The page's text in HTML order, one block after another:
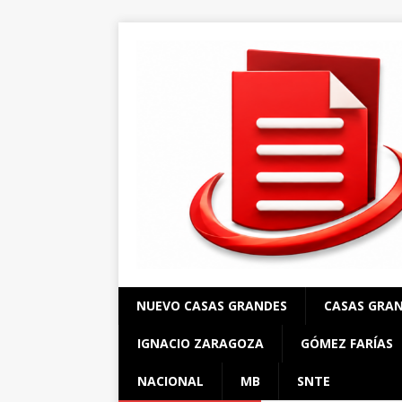
NUEVO CASAS GRANDES CASAS
IGNACIO ZARAGOZA GÓMEZ FARÍAS
NACIONAL MB SNTE